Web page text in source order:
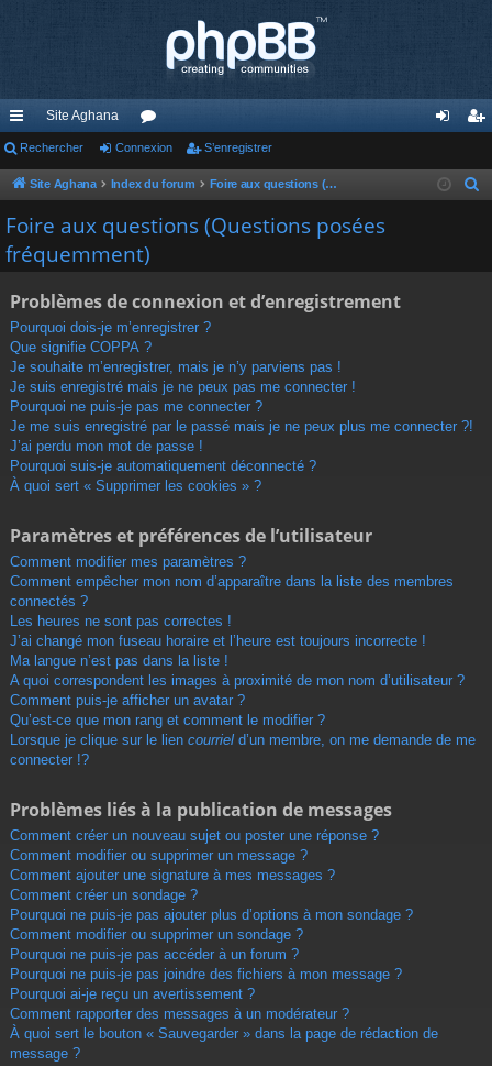
cc
ès
ra
pi
Site Aghana
or
u
s
ne nr
Rechercher Connexion S’enregistrer
Site Aghana Index du forum Foire aux questions (Questions posées fréquemment)
Foire aux questions (Questions posées
fréquemment)
Problèmes de connexion et d’enregistrement
Pourquoi dois-je m’enregistrer ?
Que signifie COPPA ?
Je souhaite m’enregistrer, mais je n’y parviens pas !
Je suis enregistré mais je ne peux pas me connecter !
Pourquoi ne puis-je pas me connecter ?
Je me suis enregistré par le passé mais je ne peux plus me connecter ?!
J’ai perdu mon mot de passe !
Pourquoi suis-je automatiquement déconnecté ?
À quoi sert « Supprimer les cookies » ?
Paramètres et préférences de l’utilisateur
Comment modifier mes paramètres ?
Comment empêcher mon nom d’apparaître dans la liste des membres
connectés ?
Les heures ne sont pas correctes !
J’ai changé mon fuseau horaire et l’heure est toujours incorrecte !
Ma langue n’est pas dans la liste !
A quoi correspondent les images à proximité de mon nom d’utilisateur ?
Comment puis-je afficher un avatar ?
Qu’est-ce que mon rang et comment le modifier ?
Lorsque je clique sur le lien courriel d’un membre, on me demande de me
connecter !?
Problèmes liés à la publication de messages
Comment créer un nouveau sujet ou poster une réponse ?
Comment modifier ou supprimer un message ?
Comment ajouter une signature à mes messages ?
Comment créer un sondage ?
Pourquoi ne puis-je pas ajouter plus d’options à mon sondage ?
Comment modifier ou supprimer un sondage ?
Pourquoi ne puis-je pas accéder à un forum ?
Pourquoi ne puis-je pas joindre des fichiers à mon message ?
Pourquoi ai-je reçu un avertissement ?
Comment rapporter des messages à un modérateur ?
À quoi sert le bouton « Sauvegarder » dans la page de rédaction de
message ?